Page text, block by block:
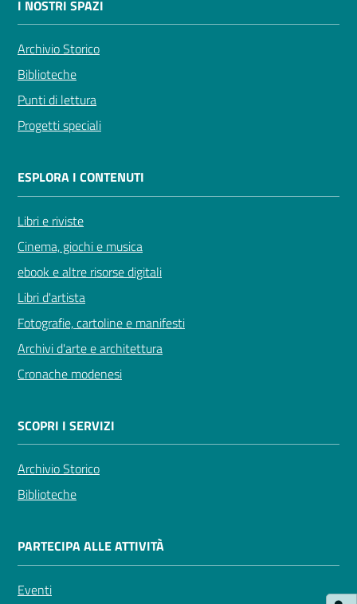
Novità
e
consigli
Avvisi
FAQ
Contatti
su
I NOSTRI SPAZI
Archivio Storico
Biblioteche
Punti di lettura
Progetti speciali
ESPLORA I CONTENUTI
Libri e riviste
Cinema, giochi e musica
ebook e altre risorse digitali
Libri d'artista
Fotografie, cartoline e manifesti
Archivi d'arte e architettura
Cronache modenesi
SCOPRI I SERVIZI
Archivio Storico
Biblioteche
PARTECIPA ALLE ATTIVITÀ
Eventi